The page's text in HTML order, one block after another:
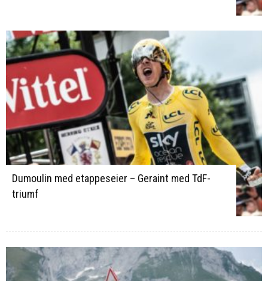
Dumoulin med etappeseier – Geraint med TdF-
triumf